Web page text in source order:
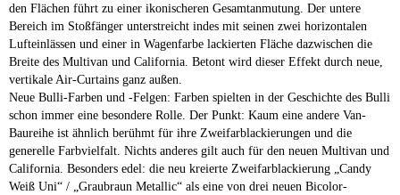
den Flächen führt zu einer ikonischeren Gesamtanmutung. Der untere
Bereich im Stoßfänger unterstreicht indes mit seinen zwei horizontalen
Lufteinlässen und einer in Wagenfarbe lackierten Fläche dazwischen die
Breite des Multivan und California. Betont wird dieser Effekt durch neue,
vertikale Air-Curtains ganz außen.
Neue Bulli-Farben und -Felgen: Farben spielten in der Geschichte des Bulli
schon immer eine besondere Rolle. Der Punkt: Kaum eine andere Van-
Baureihe ist ähnlich berühmt für ihre Zweifarblackierungen und die
generelle Farbvielfalt. Nichts anderes gilt auch für den neuen Multivan und
California. Besonders edel: die neu kreierte Zweifarblackierung „Candy
Weiß Uni“ / „Graubraun Metallic“ als eine von drei neuen Bicolor-